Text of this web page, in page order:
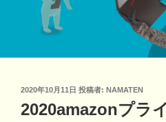
投
稿
日:
2020年10月11日 投稿者: NAMATEN
2020amazonプラ